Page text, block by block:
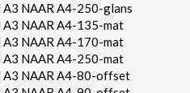
A3 NAAR A4-250-glans
A3 NAAR A4-135-mat
A3 NAAR A4-170-mat
A3 NAAR A4-250-mat
A3 NAAR A4-80-offset